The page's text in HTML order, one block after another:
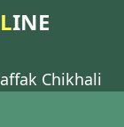
LINE
Chikhali